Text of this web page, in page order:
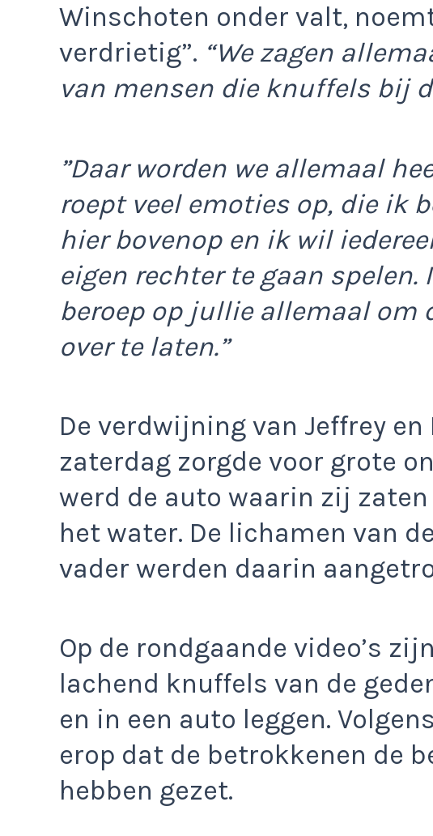
Winschoten onder valt,
verdrietig”. “We zagen
van mensen die knuffels bij
”Daar worden we allemaal
roept veel emoties op, die ik
hier bovenop en ik wil
eigen rechter te gaan spelen.
beroep op jullie allemaal om
over te laten.”
De verdwijning van Jeffrey
zaterdag zorgde voor grote
werd de auto waarin zij
het water. De lichamen van
vader werden daarin
Op de rondgaande video’s
lachend knuffels van de
en in een auto leggen.
erop dat de betrokkenen de
hebben gezet.